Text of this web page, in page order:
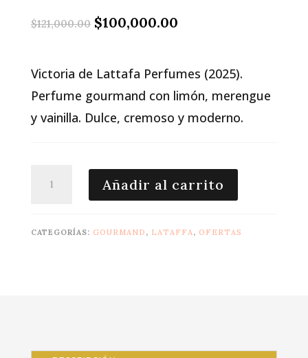
$121,000.00 El
era:
$100,000.00El
es:
$100,000.00.
Victoria de Lattafa Perfumes (2025).
Perfume gourmand con limón, merengue
y vainilla. Dulce, cremoso y moderno.
100ml
Añadir al carrito
CATEGORÍAS: GOURMAND , LATAFFA, OFERTAS